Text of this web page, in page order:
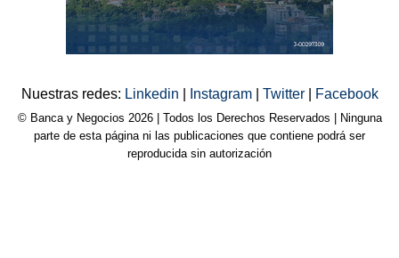
Nuestras redes: Linkedin Instagram Twitter Facebook
© Banca y Negocios 2026 | Todos los Derechos Reservados | Ninguna
parte de esta página ni las publicaciones que contiene podrá ser
reproducida sin autorización